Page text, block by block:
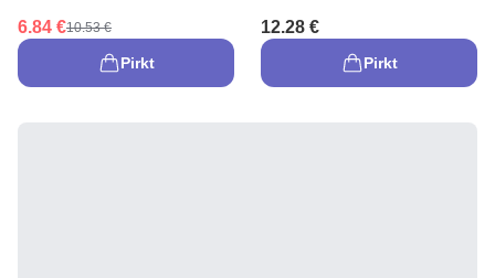
6.84 €10.53 €
Pirkt
12.28 €
Pirkt